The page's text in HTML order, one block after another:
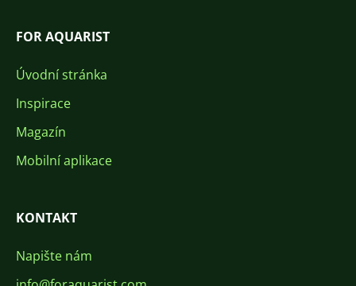
FOR AQUARIST
Úvodní stránka
Inspirace
Magazín
Mobilní aplikace
KONTAKT
Napište nám